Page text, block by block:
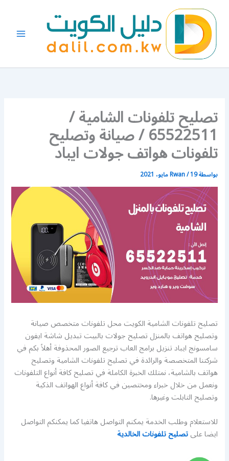
المحتوى
تصليح تلفونات الشامية /
65522511 / صيانة وتصليح
تلفونات هواتف جولات ايباد
بواسطة Rwan/19 مايو، 2021
تصليح تلفونات الشامية الكويت محل تلفونات متخصص صيانة
وتصليح هواتف بالمنزل تصليح جولات بالبيت تبديل شاشة ايفون
سامسونج ايباد تنزيل برامج العاب ترجيع الصور المحذوفة أهلاً بكم في
شركتنا المتخصصة والرائدة في تصليح تلفونات الشامية وتصليح
هواتف بالشامية، نمتلك الخبرة الكاملة في تصليح كافة أنواع التلفونات
ونعمل من خلال خبراء ومختصين في كافة أنواع الهواتف الذكية
وتصليح التابلت وغيرها.
للاستعلام وطلب الخدمة يمكنم التواصل هاتفيا كما يمكنكم التواصل
ايضا علىتصليح تلفونات الخالدية